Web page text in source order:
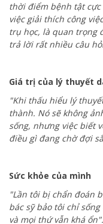
thời điểm bệnh tật
việc giải thích công
trụ học, là quan trọng
trả lời rất nhiều câu
Giá trị của lý thuyết
"Khi thấu hiểu lý
thành. Nó sẽ không
sống, nhưng việc biết
điều gì đang chờ đợi
Sức khỏe của mình
"Lần tôi bị chẩn đoán
bác sỹ bảo tôi chỉ
và mọi thứ vẫn khá ổn".